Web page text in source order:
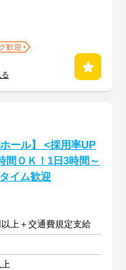
歓迎
ホール】 <採用率UP
間ＯＫ！1日3時間～
イム歓迎
上＋交通費規定支給